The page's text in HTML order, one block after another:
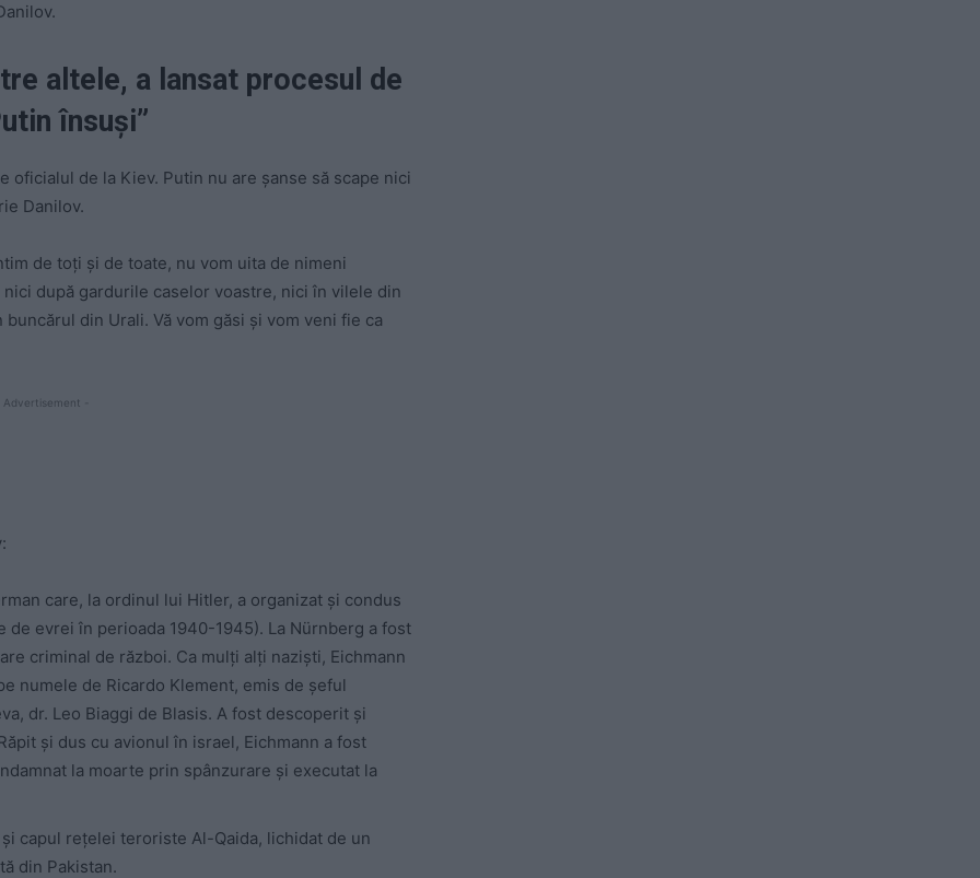
altele, a lansat procesul de
însuși”
oficialul de la Kiev. Putin nu are șanse să scape nici
Danilov.
de toți și de toate, nu vom uita de nimeni
după gardurile caselor voastre, nici în vilele din
din Urali. Vă vom găsi și vom veni fie ca
Advertisement -
care, la ordinul lui Hitler, a organizat și condus
de evrei în perioada 1940-1945). La Nürnberg a fost
criminal de război. Ca mulți alți naziști, Eichmann
numele de Ricardo Klement, emis de șeful
dr. Leo Biaggi de Blasis. A fost descoperit și
și dus cu avionul în israel, Eichmann a fost
la moarte prin spânzurare și executat la
capul rețelei teroriste Al-Qaida, lichidat de un
din Pakistan.